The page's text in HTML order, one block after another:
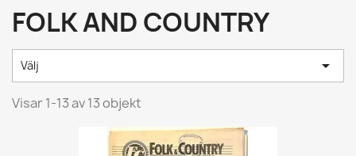
FOLK AND COUNTRY
Välj 
Visar 1-13 av 13 objekt